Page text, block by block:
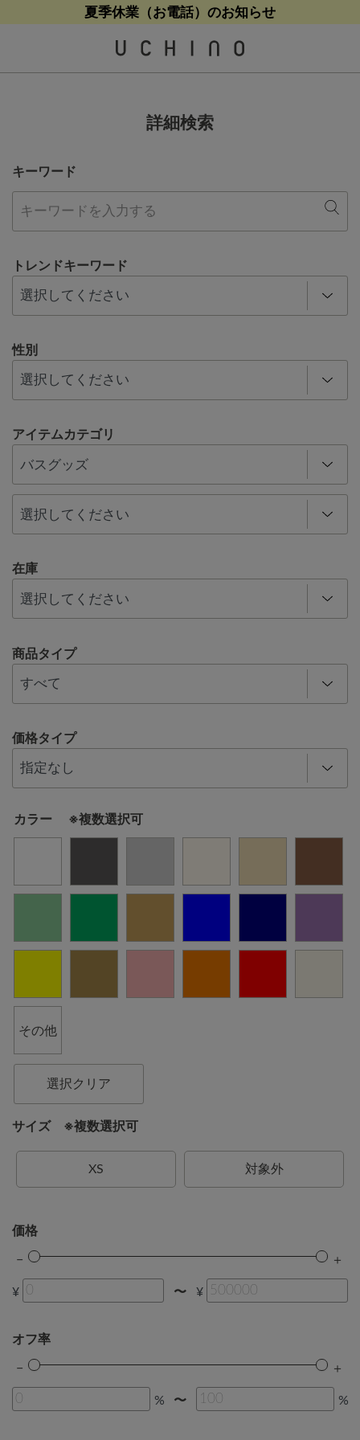
夏季休業（お電話）のお知らせ
熊本地震等の影響によるお荷物配送について
夏季休業（お電話）のお知らせ
詳細検索
キーワード
トレンドキーワード
性別
アイテムカテゴリ
在庫
商品タイプ
価格タイプ
カラー ※複数選択可
その他
選択クリア
サイズ ※複数選択可
XS 対象外
価格
¥ 〜 ¥
オフ率
% 〜 %